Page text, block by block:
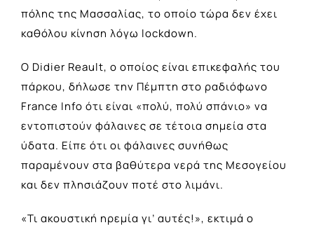
πόλης της Μασσαλίας, το οποίο τώρα δεν έχει
καθόλου κίνηση λόγω lockdown.
Ο Didier Reault, ο οποίος είναι επικεφαλής του
πάρκου, δήλωσε την Πέμπτη στο ραδιόφωνο
France Info ότι είναι «πολύ, πολύ σπάνιο» να
εντοπιστούν φάλαινες σε τέτοια σημεία στα
ύδατα. Είπε ότι οι φάλαινες συνήθως
παραμένουν στα βαθύτερα νερά της Μεσογείου
και δεν πλησιάζουν ποτέ στο λιμάνι.
«Τι ακουστική ηρεμία γι’ αυτές!», εκτιμά ο